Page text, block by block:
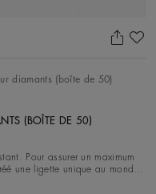
diamants (boîte de 50)
(BOÎTE DE 50)
Pour assurer un maximum
une ligette unique au monde.